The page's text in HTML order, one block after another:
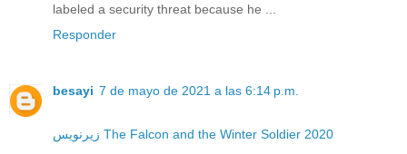
labeled a security threat because he ...
Responder
besayi 7 de mayo de 2021 a las 6:14 p.m.
زیرنویس The Falcon and the Winter Soldier 2020